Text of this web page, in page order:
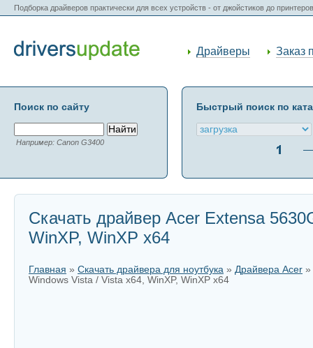
Подборка драйверов практически для всех устройств - от джойстиков до
Драйверы Заказ
Поиск по сайту
Например: Canon G3400
Быстрый поиск по
Скачать драйвер Acer Extensa
WinXP, WinXP x64
Главная » Скачать драйвера для ноутбука » Драйвера Acer »
Windows Vista / Vista x64, WinXP, WinXP x64